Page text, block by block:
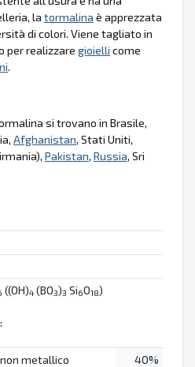
la tormalina è apprezzata
di colori. Viene tagliato in
per realizzare gioielli come
.
si trovano in Brasile,
Afghanistan, Stati Uniti,
Pakistan, Russia, Sri
((OH)4 (BO3)3 Si6O18)
:
metallico
40%